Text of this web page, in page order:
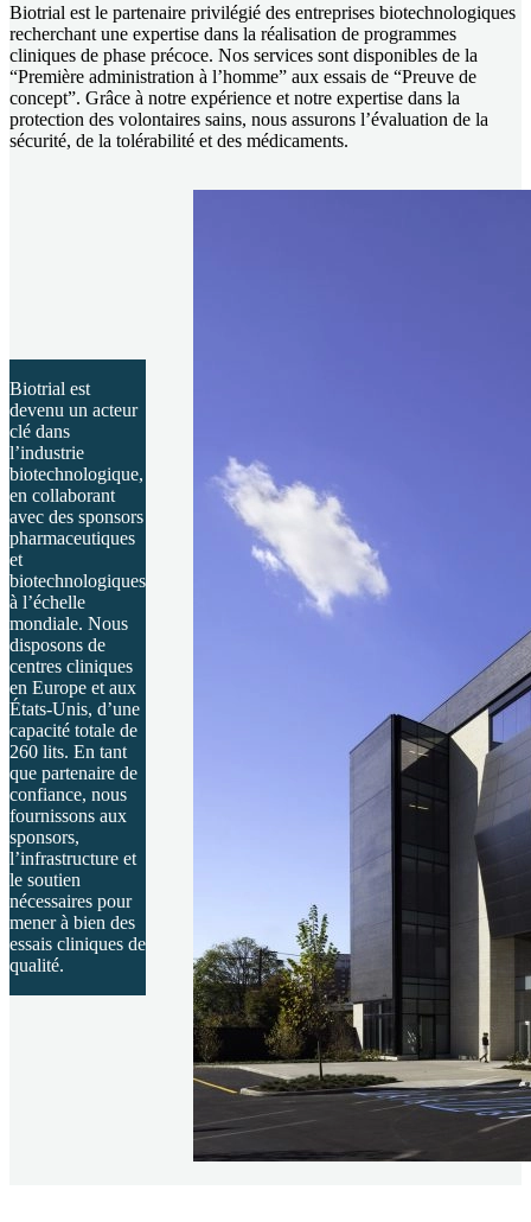
Biotrial est le partenaire privilégié des entreprises biotechnologiques
recherchant une expertise dans la réalisation de programmes
cliniques de phase précoce. Nos services sont disponibles de la
“Première administration à l’homme” aux essais de “Preuve de
concept”. Grâce à notre expérience et notre expertise dans la
protection des volontaires sains, nous assurons l’évaluation de la
sécurité, de la tolérabilité et des médicaments.
Biotrial est
devenu un acteur
clé dans
l’industrie
biotechnologique,
en collaborant
avec des sponsors
pharmaceutiques
et
biotechnologiques
à l’échelle
mondiale. Nous
disposons de
centres cliniques
en Europe et aux
États-Unis, d’une
capacité totale de
260 lits. En tant
que partenaire de
confiance, nous
fournissons aux
sponsors,
l’infrastructure et
le soutien
nécessaires pour
mener à bien des
essais cliniques de
qualité.